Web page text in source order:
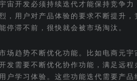
宙开发必须持续迭代才能保持竞争
，用户对产品体验的要求不断提升，
停滞不前，很快就会被市场淘汰。
场趋势不断优化功能。比如电商元
发需要不断优化协作功能，满足远
户学习体验。这些功能迭代需要产